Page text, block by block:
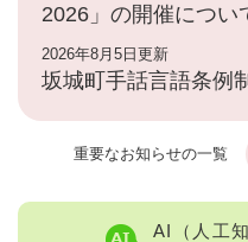
2026」の開催につい
2026年8月5日更新
坂城町手話言語条例
重要なお知らせの一覧
AI（人工